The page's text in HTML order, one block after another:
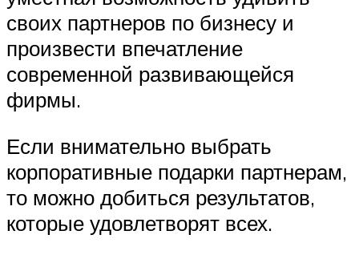
своих партнеров по бизнесу и
произвести впечатление
современной развивающейся
фирмы.
Если внимательно выбрать
корпоративные подарки партнерам,
то можно добиться результатов,
которые удовлетворят всех.